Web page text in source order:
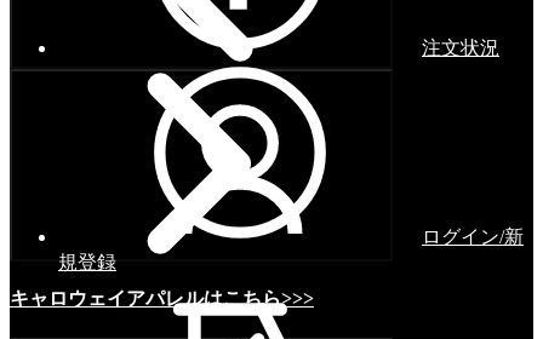
キャロウェイアパレルはこちら>>>
注文状況
ログイン/新
規登録